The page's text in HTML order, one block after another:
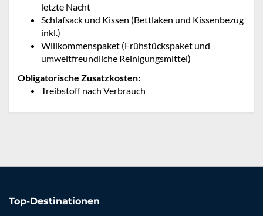
letzte Nacht
Schlafsack und Kissen (Bettlaken und Kissenbezug
inkl.)
Willkommenspaket (Frühstückspaket und
umweltfreundliche Reinigungsmittel)
Obligatorische Zusatzkosten:
Treibstoff nach Verbrauch
Top-Destinationen